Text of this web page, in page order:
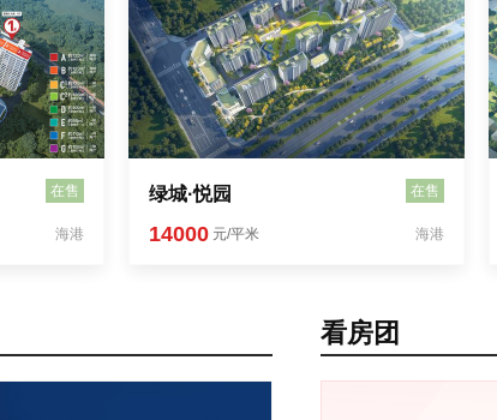
在售
海港
绿城·悦园 在售
14000 元/平米 海港
看房团